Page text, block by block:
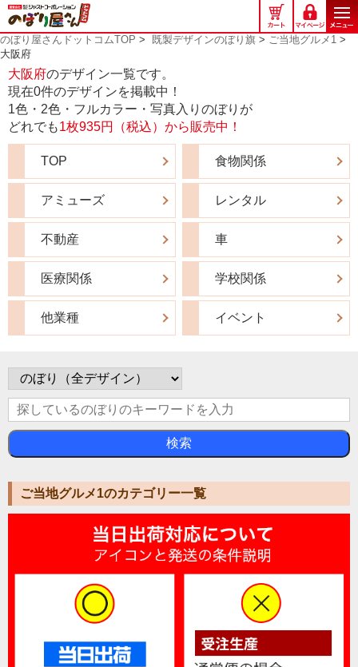
の
ぼ
り
屋
さ
ん
ド
ッ
ム
のぼり屋さんドットコムTOP > 既製デザインのぼり旗 > ご当地グルメ1 >
大阪府
大阪府のデザイン一覧です。
現在0件のデザインを掲載中！
1色・2色・フルカラー・写真入りのぼりが
どれでも1枚935円（税込）から販売中！
TOP
アミューズ
不動産
医療関係
他業種
食物関係
レンタル
車
学校関係
イベント
検索
ご当地グルメ1のカテゴリー一覧